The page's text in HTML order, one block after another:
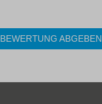
BEWERTUNG ABGEBEN